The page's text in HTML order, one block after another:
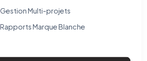
Gestion Multi-projets
Rapports Marque Blanche